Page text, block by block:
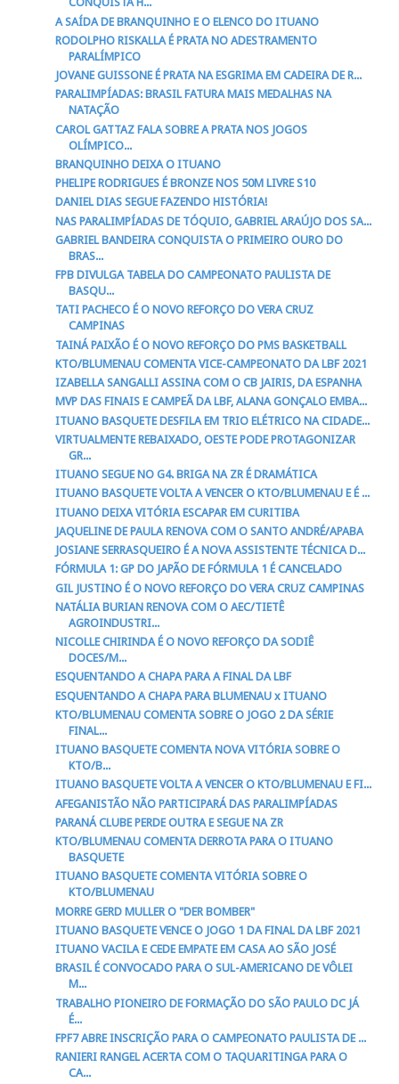
A SAÍDA DE BRANQUINHO E O ELENCO DO ITUANO
RODOLPHO RISKALLA É PRATA NO ADESTRAMENTO
PARALÍMPICO
JOVANE GUISSONE É PRATA NA ESGRIMA EM CADEIRA DE R...
PARALIMPÍADAS: BRASIL FATURA MAIS MEDALHAS NA
NATAÇÃO
CAROL GATTAZ FALA SOBRE A PRATA NOS JOGOS
OLÍMPICO...
BRANQUINHO DEIXA O ITUANO
PHELIPE RODRIGUES É BRONZE NOS 50M LIVRE S10
DANIEL DIAS SEGUE FAZENDO HISTÓRIA!
NAS PARALIMPÍADAS DE TÓQUIO, GABRIEL ARAÚJO DOS SA...
GABRIEL BANDEIRA CONQUISTA O PRIMEIRO OURO DO
BRAS...
FPB DIVULGA TABELA DO CAMPEONATO PAULISTA DE
BASQU...
TATI PACHECO É O NOVO REFORÇO DO VERA CRUZ
CAMPINAS
TAINÁ PAIXÃO É O NOVO REFORÇO DO PMS BASKETBALL
KTO/BLUMENAU COMENTA VICE-CAMPEONATO DA LBF 2021
IZABELLA SANGALLI ASSINA COM O CB JAIRIS, DA ESPANHA
MVP DAS FINAIS E CAMPEÃ DA LBF, ALANA GONÇALO EMBA...
ITUANO BASQUETE DESFILA EM TRIO ELÉTRICO NA CIDADE...
VIRTUALMENTE REBAIXADO, OESTE PODE PROTAGONIZAR
GR...
ITUANO SEGUE NO G4. BRIGA NA ZR É DRAMÁTICA
ITUANO BASQUETE VOLTA A VENCER O KTO/BLUMENAU E É ...
ITUANO DEIXA VITÓRIA ESCAPAR EM CURITIBA
JAQUELINE DE PAULA RENOVA COM O SANTO ANDRÉ/APABA
JOSIANE SERRASQUEIRO É A NOVA ASSISTENTE TÉCNICA D...
FÓRMULA 1: GP DO JAPÃO DE FÓRMULA 1 É CANCELADO
GIL JUSTINO É O NOVO REFORÇO DO VERA CRUZ CAMPINAS
NATÁLIA BURIAN RENOVA COM O AEC/TIETÊ
AGROINDUSTRI...
NICOLLE CHIRINDA É O NOVO REFORÇO DA SODIÊ
DOCES/M...
ESQUENTANDO A CHAPA PARA A FINAL DA LBF
ESQUENTANDO A CHAPA PARA BLUMENAU x ITUANO
KTO/BLUMENAU COMENTA SOBRE O JOGO 2 DA SÉRIE
FINAL...
ITUANO BASQUETE COMENTA NOVA VITÓRIA SOBRE O
KTO/B...
ITUANO BASQUETE VOLTA A VENCER O KTO/BLUMENAU E FI...
AFEGANISTÃO NÃO PARTICIPARÁ DAS PARALIMPÍADAS
PARANÁ CLUBE PERDE OUTRA E SEGUE NA ZR
KTO/BLUMENAU COMENTA DERROTA PARA O ITUANO
BASQUETE
ITUANO BASQUETE COMENTA VITÓRIA SOBRE O
KTO/BLUMENAU
MORRE GERD MULLER O "DER BOMBER"
ITUANO BASQUETE VENCE O JOGO 1 DA FINAL DA LBF 2021
ITUANO VACILA E CEDE EMPATE EM CASA AO SÃO JOSÉ
BRASIL É CONVOCADO PARA O SUL-AMERICANO DE VÔLEI
M...
TRABALHO PIONEIRO DE FORMAÇÃO DO SÃO PAULO DC JÁ
É...
FPF7 ABRE INSCRIÇÃO PARA O CAMPEONATO PAULISTA DE ...
RANIERI RANGEL ACERTA COM O TAQUARITINGA PARA O
CA...